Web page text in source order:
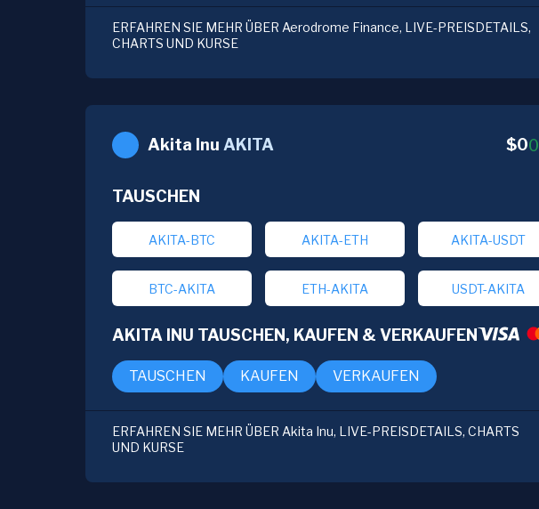
ERFAHREN SIE MEHR ÜBER Aerodrome Finance, LIVE-PREISDETAILS,
CHARTS UND KURSE
Akita Inu AKITA $00
TAUSCHEN
AKITA-BTC AKITA-ETH AKITA-USDT
BTC-AKITA ETH-AKITA USDT-AKITA
AKITA INU TAUSCHEN, KAUFEN & VERKAUFEN
TAUSCHEN KAUFEN VERKAUFEN
ERFAHREN SIE MEHR ÜBER Akita Inu, LIVE-PREISDETAILS, CHARTS
UND KURSE